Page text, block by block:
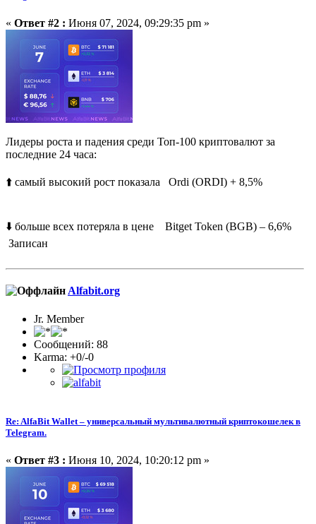
« Ответ #2 : Июня 07, 2024, 09:29:35 pm »
Лидеры роста и падения среди Топ-100 криптовалют за
последние 24 часа:
⬆️ самый высокий рост показала Ordi (ORDI) + 8,5%
⬇️ больше всех потеряла в цене Bitget Token (BGB) – 6,6%
Записан
Alfabit.org
Jr. Member
Сообщений: 88
Karma: +0/-0
Re: AlfaBit Wallet – универсальный мультивалютный криптокошелек в
Telegram.
« Ответ #3 : Июня 10, 2024, 10:20:12 pm »